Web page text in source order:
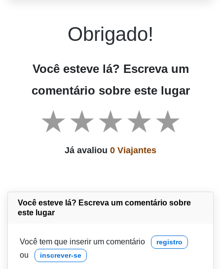
Obrigado!
Você esteve lá? Escreva um
comentário sobre este lugar
Já avaliou 0 Viajantes
Você esteve lá? Escreva um comentário sobre
este lugar
Você tem que inserir um comentário registro
ou inscrever-se